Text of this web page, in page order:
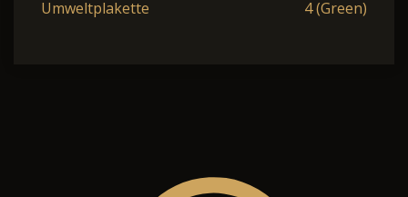
Umweltplakette
4 (Green)